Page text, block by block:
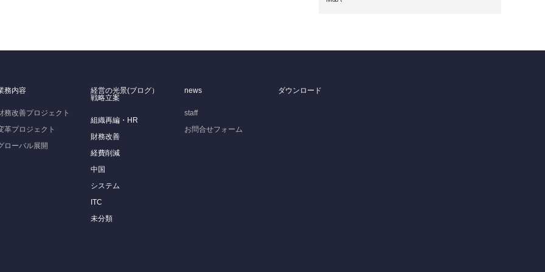
務内容
務改善プロジェクト
革プロジェクト
ローバル展開
経営の光景(ブログ）
戦略立案
組織再編・HR
財務改善
経費削減
中国
システム
ITC
未分類
news
staff
お問合せフォーム
ダウンロード